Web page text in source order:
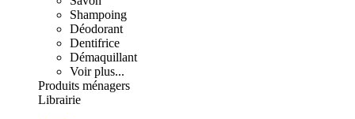
Shampoing
Déodorant
Dentifrice
Démaquillant
Voir plus...
Produits ménagers
Librairie